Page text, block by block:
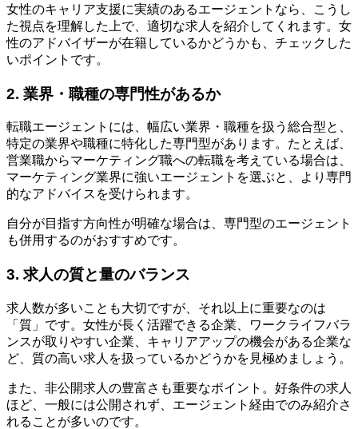
女性のキャリア支援に実績のあるエージェントなら、こうし
た視点を理解した上で、適切な求人を紹介してくれます。女
性のアドバイザーが在籍しているかどうかも、チェックした
いポイントです。
2. 業界・職種の専門性があるか
転職エージェントには、幅広い業界・職種を扱う総合型と、
特定の業界や職種に特化した専門型があります。たとえば、
営業職からマーケティング職への転職を考えている場合は、
マーケティング業界に強いエージェントを選ぶと、より専門
的なアドバイスを受けられます。
自分が目指す方向性が明確な場合は、専門型のエージェント
も併用するのがおすすめです。
3. 求人の質と量のバランス
求人数が多いことも大切ですが、それ以上に重要なのは
「質」です。女性が長く活躍できる企業、ワークライフバラ
ンスが取りやすい企業、キャリアアップの機会がある企業な
ど、質の高い求人を扱っているかどうかを見極めましょう。
また、非公開求人の豊富さも重要なポイント。好条件の求人
ほど、一般には公開されず、エージェント経由でのみ紹介さ
れることが多いのです。